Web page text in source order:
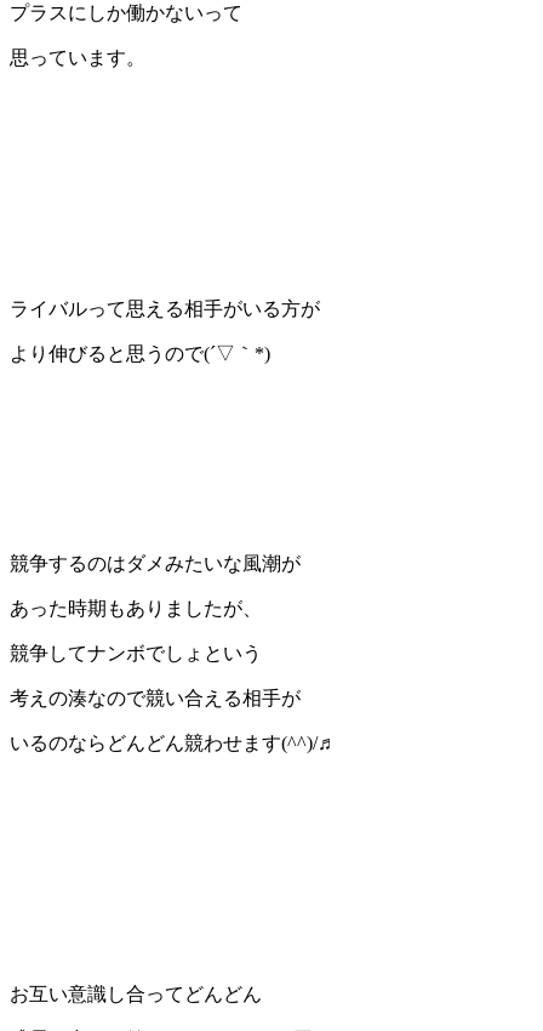
プラスにしか働かないって
思っています。
ライバルって思える相手がいる方が
より伸びると思うので(´▽｀*)
競争するのはダメみたいな風潮が
あった時期もありましたが、
競争してナンボでしょという
考えの湊なので競い合える相手が
いるのならどんどん競わせます(^^)/♬
お互い意識し合ってどんどん